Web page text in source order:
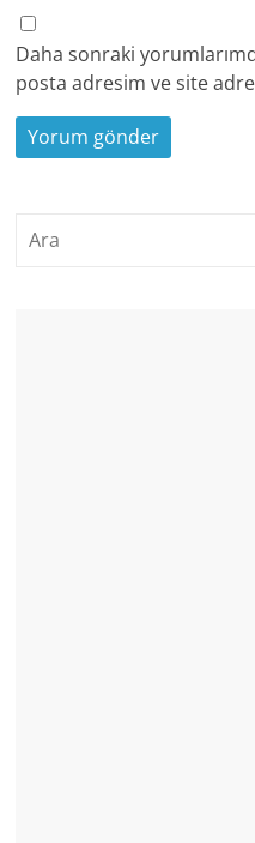
Daha sonraki
posta adresim ve site